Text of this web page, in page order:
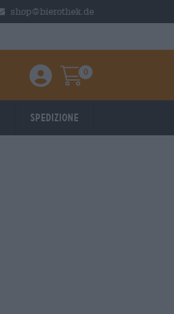
shop@bierothek.de
Einloggen / Anmelden
Warenkorb
0
Spedizione